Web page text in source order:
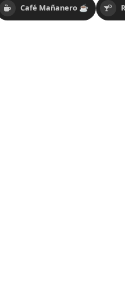
Café Mañanero ☕